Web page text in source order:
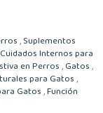
,Suplementos
Cuidados Internos para
en Perros,Gatos,
para Gatos,
Gatos,Función